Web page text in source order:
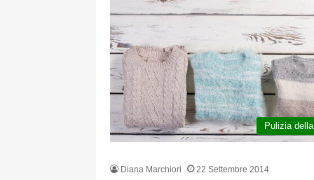
Pulizia
Diana Marchiori 22 Settembre 2014